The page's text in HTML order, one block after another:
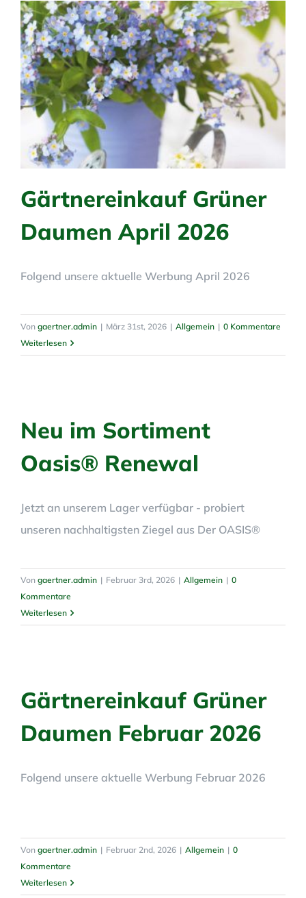
Gärtnereinkauf Grüner
Daumen April 2026
Folgend unsere aktuelle Werbung April 2026
Von gaertner.admin | März 31st, 2026 | Allgemein | 0 Kommentare
Weiterlesen
Neu im Sortiment
Oasis® Renewal
Jetzt an unserem Lager verfügbar - probiert
unseren nachhaltigsten Ziegel aus Der OASIS®
Von gaertner.admin | Februar 3rd, 2026 | Allgemein | 0
Kommentare
Weiterlesen
Gärtnereinkauf Grüner
Daumen Februar 2026
Folgend unsere aktuelle Werbung Februar 2026
Von gaertner.admin | Februar 2nd, 2026 | Allgemein | 0
Kommentare
Weiterlesen